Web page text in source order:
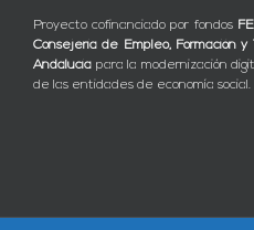
Proyecto cofinanciado por fondos
Consejería de Empleo, Formación y
Andalucía para la modernización
de las entidades de economía social.